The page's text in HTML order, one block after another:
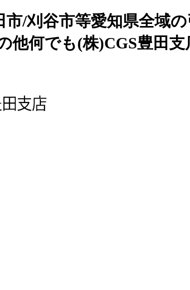
市/刈谷市等愛知県全域
他何でも(株)CGS豊田支